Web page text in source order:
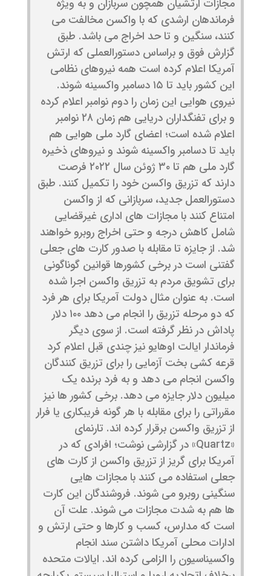
مجازات ارتشیان همچون سربازان و به ویژه
فرماندهان ارشدی که با واکسن مخالفت می
کنند، سنگین و تا حد اخراج می باشد. طبق
گزارش فوق و براساس دستورالعملی که ارتش
آمریکا اعلام کرده است همه نیروهای نظامی
این کشور باید تا ۱۵ دسامبر واکسینه شوند.
نیروی هوایی این زمان را دوم نوامبر اعلام کرده
و برای تفنگداران دریایی هم زمان ۲۸ نوامبر
اعلام شده است؛ اعضای گارد ملی هوایی هم
باید تا دسامبر واکسینه شوند و نیروهای ذخیره
گارد ملی هم تا ۳۰ ژوئن سال ۲۰۲۲ فرصت
دارند که تزریق واکسن خود را تکمیل کنند. طبق
دستورالعمل جدید، سربازانی که از واکسن
امتناع کنند با مجازات های اداری غیرقضایی
شامل کاهش درجه و حتی اخراج روبرو خواهند
شد. از جایزه تا مقابله با صدور کارت های جعلی
گفتنی است در برخی کشورها قوانین گوناگونی
برای تشویق مردم به تزریق واکسن اجرا شده
است. به عنوان مثال دولت آمریکا برای هر فرد
که دو مرحله تزریق را انجام می دهد ۱۰۰ دلار
پاداش در نظر گرفته است. از سوی دیگر
فرماندار ایالت اوهایو نیز چندی قبل اعلام کرد
قرعه کشی بخت آزمایی را برای تزریق کنندگان
واکسن انجام می دهد و به فرد برنده یک
میلیون دلار جایزه می دهد. برخی کشور ها نیز
مقرراتی را برای مقابله با هر گونه فریبکاری یا فرار
از تزریق واکسن برقرار کرده اند. تارنمای
«Quartz» در گزارشی نوشت؛ افرادی که در
آمریکا برای گریز از تزریق واکسن از کارت های
جعلی استفاده می کنند با مجازات هایی
سنگینی روبرو می شوند. فروشندگان این کارت
ها هم به شدت مجازات می شوند. علت آن
است که مدارس، کسب و کارها و حتی ارتش و
ادارات محلی آمریکا داشتن سند انجام
واکسیناسیون را الزامی کرده اند. ایالات متحده